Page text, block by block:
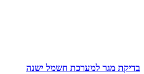
בדיקת מגר למערכת חשמל ישנה